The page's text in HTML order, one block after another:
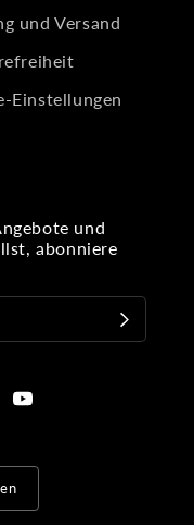
und Versand
Einstellungen
und
abonniere
YouTube